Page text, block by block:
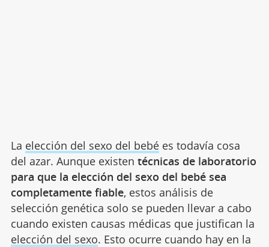
La elección del sexo del bebées todavía cosa
del azar. Aunque existen técnicas de laboratorio
para que la elección del sexo del bebé sea
completamente fiable, estos análisis de
selección genética solo se pueden llevar a cabo
cuando existen causas médicas que justifican la
elección del sexo. Esto ocurre cuando hay en la